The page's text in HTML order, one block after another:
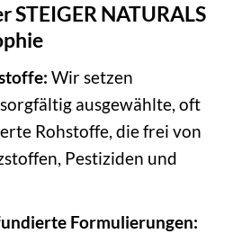
NATURALS
Wir setzen
ausgewählte, oft
Rohstoffe, die frei von
Pestiziden und
Formulierungen: